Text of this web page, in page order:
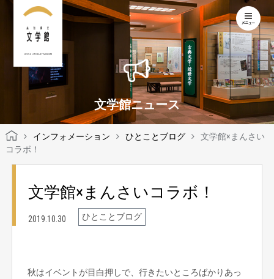
KOCHI LITERARY MUSEUM
文学館ニュース
インフォメーション ひとことブログ
文学館×まんさい
コラボ！
文学館×まんさいコラボ！
2019.10.30 ひとことブログ
秋はイベントが目白押しで、行きたいところばかりあっ